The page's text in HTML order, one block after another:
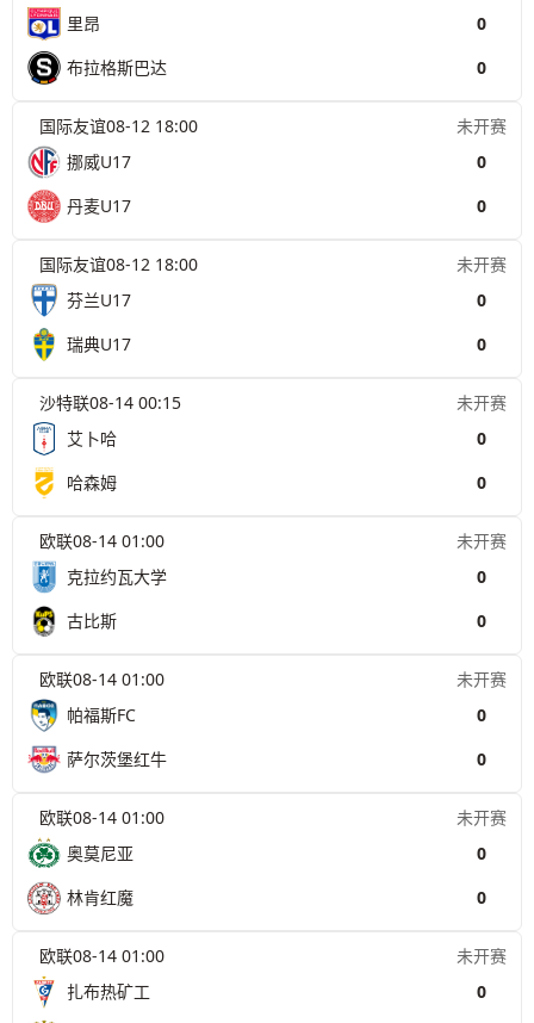
里昂
0
布拉格斯巴达
0
国际友谊08-12 18:00
未开赛
挪威U17
0
丹麦U17
0
国际友谊08-12 18:00
未开赛
芬兰U17
0
瑞典U17
0
沙特联08-14 00:15
未开赛
艾卜哈
0
哈森姆
0
欧联08-14 01:00
未开赛
克拉约瓦大学
0
古比斯
0
欧联08-14 01:00
未开赛
帕福斯FC
0
萨尔茨堡红牛
0
欧联08-14 01:00
未开赛
奥莫尼亚
0
林肯红魔
0
欧联08-14 01:00
未开赛
扎布热矿工
0